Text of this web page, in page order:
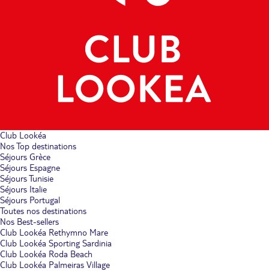
Club Lookéa
Nos Top destinations
Séjours Grèce
Séjours Espagne
Séjours Tunisie
Séjours Italie
Séjours Portugal
Toutes nos destinations
Nos Best-sellers
Club Lookéa Rethymno Mare
Club Lookéa Sporting Sardinia
Club Lookéa Roda Beach
Club Lookéa Palmeiras Village